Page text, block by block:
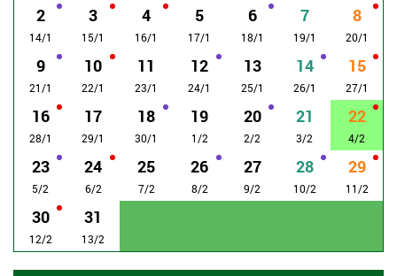
2
14/1
3
15/1
4
16/1
5
17/1
6
18/1
7
19/1
8
20/1
9
21/1
10
22/1
11
23/1
12
24/1
13
25/1
14
26/1
15
27/1
16
28/1
17
29/1
18
30/1
19
1/2
20
2/2
21
3/2
22
4/2
23
5/2
24
6/2
25
7/2
26
8/2
27
9/2
28
10/2
29
11/2
30
12/2
31
13/2